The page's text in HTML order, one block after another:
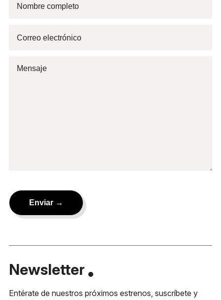
Newsletter
Entérate de nuestros próximos estrenos, suscríbete y